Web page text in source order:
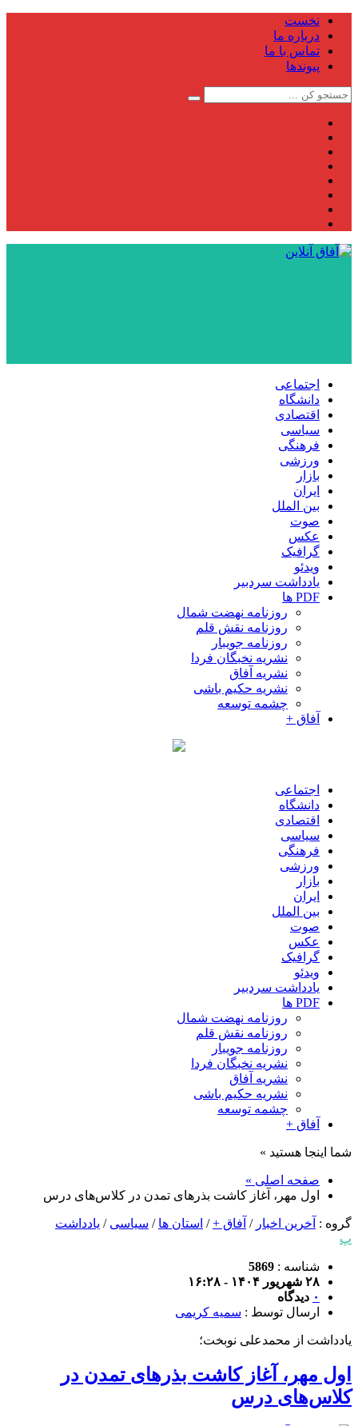
نخست
درباره ما
تماس با ما
پیوندها
اجتماعی
دانشگاه
اقتصادی
سیاسی
فرهنگی
ورزشی
بازار
ایران
بین الملل
صوت
عکس
گرافیک
ویدئو
یادداشت سردبیر
PDF ها
روزنامه نهضت شمال
روزنامه نقش قلم
روزنامه جویبار
نشریه نخبگان فردا
نشریه آفاق
نشریه حکیم باشی
چشمه توسعه
آفاق +
اجتماعی
دانشگاه
اقتصادی
سیاسی
فرهنگی
ورزشی
بازار
ایران
بین الملل
صوت
عکس
گرافیک
ویدئو
یادداشت سردبیر
PDF ها
روزنامه نهضت شمال
روزنامه نقش قلم
روزنامه جویبار
نشریه نخبگان فردا
نشریه آفاق
نشریه حکیم باشی
چشمه توسعه
آفاق +
شما اینجا هستید »
صفحه اصلی »
اول مهر، آغاز کاشت بذرهای تمدن در کلاس‌های درس
گروه : آخرین اخبار / آفاق +/ استان ها / سیاسی / یادداشت
پ
شناسه : 5869
۲۸ شهریور ۱۴۰۴ - ۱۶:۲۸
۰ دیدگاه
ارسال توسط : سمیه کریمی
یادداشت از محمدعلی نوبخت؛
اول مهر، آغاز کاشت بذرهای تمدن در
کلاس‌های درس